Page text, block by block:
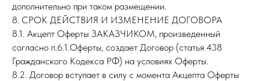
дополнительно при таком размещении.
8. СРОК ДЕЙСТВИЯ И ИЗМЕНЕНИЕ ДОГОВОРА
8.1. Акцепт Оферты ЗАКАЗЧИКОМ, произведенный
согласно п.6.1.Оферты, создает Договор (статья 438
Гражданского Кодекса РФ) на условиях Оферты.
8.2. Договор вступает в силу с момента Акцепта Оферты